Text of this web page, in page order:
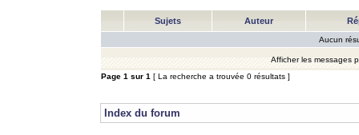
Sujets Auteur
Aucun
Afficher les messages
Page 1 sur 1 [ La recherche a trouvée 0 résultats ]
Index du forum